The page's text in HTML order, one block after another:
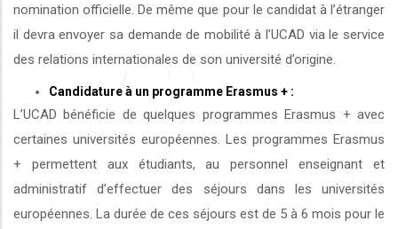
nomination officielle. De même que pour le candidat à l’étranger
il devra envoyer sa demande de mobilité à l’UCAD via le service
des relations internationales de son université d’origine.
Candidature à un programme Erasmus + :
L’UCAD bénéficie de quelques programmes Erasmus + avec
certaines universités européennes. Les programmes Erasmus
+ permettent aux étudiants, au personnel enseignant et
administratif d’effectuer des séjours dans les universités
européennes. La durée de ces séjours est de 5 à 6 mois pour le